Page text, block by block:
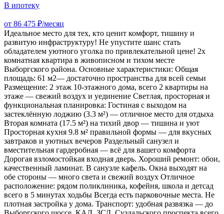
В ипотеку
от 86 475 ₽/месяц
Идеальное место для тех, кто ценит комфорт, тишину и
развитую инфраструктуру! Не упустите шанс стать
обладателем уютного уголка по привлекательной цене! 2х
комнатная квартира в живописном и тихом месте
Выборгского района. Основные характеристики: Общая
площадь: 61 м2— достаточно пространства для всей семьи
Размещение: 2 этаж 10-этажного дома, всего 2 квартиры на
этаже — свежий воздух и уединение Светлая, просторная и
функциональная планировка: Гостиная с выходом на
застеклённую лоджию (3.3 м²) — отличное место для отдыха
Вторая комната (17.5 м²) на тихий двор — тишина и уют
Просторная кухня 9.8 м² правильной формы — для вкусных
завтраков и уютных вечеров Раздельный санузел и
вместительная гардеробная — всё для вашего комфорта
Дорогая взломостойкая входная дверь. Хороший ремонт: обои,
качественный ламинат. В санузле кафель. Окна выходят на
обе стороны — много света и свежий воздух Отличное
расположение: рядом поликлиника, кофейня, школа и детсад
всего в 5 минутах ходьбы Всегда есть парковочные места. Не
плотная застройка у дома. Транспорт: удобная развязка — до